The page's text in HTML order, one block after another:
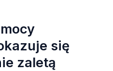
się
zaletą